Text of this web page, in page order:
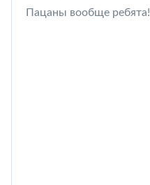
Пацаны вообще ребята!